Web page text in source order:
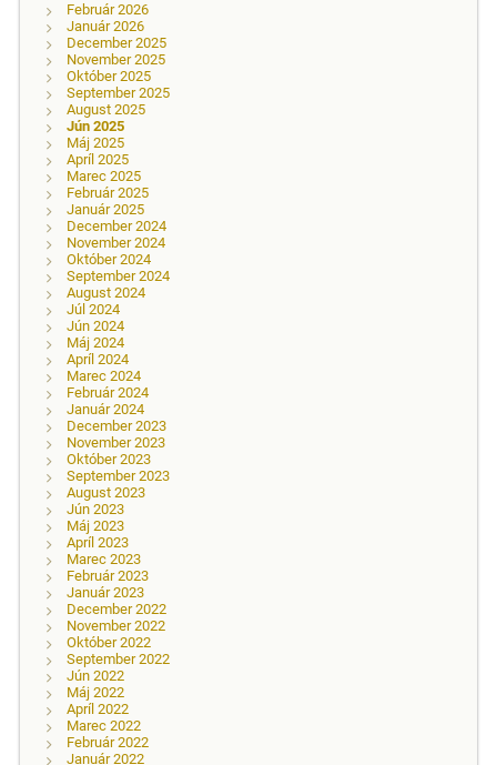
Február 2026
Január 2026
December 2025
November 2025
Október 2025
September 2025
August 2025
Jún 2025
Máj 2025
Apríl 2025
Marec 2025
Február 2025
Január 2025
December 2024
November 2024
Október 2024
September 2024
August 2024
Júl 2024
Jún 2024
Máj 2024
Apríl 2024
Marec 2024
Február 2024
Január 2024
December 2023
November 2023
Október 2023
September 2023
August 2023
Jún 2023
Máj 2023
Apríl 2023
Marec 2023
Február 2023
Január 2023
December 2022
November 2022
Október 2022
September 2022
Jún 2022
Máj 2022
Apríl 2022
Marec 2022
Február 2022
Január 2022